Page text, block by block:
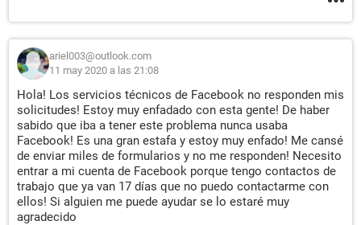
ariel003@outlook.com
11 may 2020 a las 21:08
Hola! Los servicios técnicos de Facebook no responden mis
solicitudes! Estoy muy enfadado con esta gente! De haber
sabido que iba a tener este problema nunca usaba
Facebook! Es una gran estafa y estoy muy enfado! Me cansé
de enviar miles de formularios y no me responden! Necesito
entrar a mi cuenta de Facebook porque tengo contactos de
trabajo que ya van 17 días que no puedo contactarme con
ellos! Si alguien me puede ayudar se lo estaré muy
agradecido